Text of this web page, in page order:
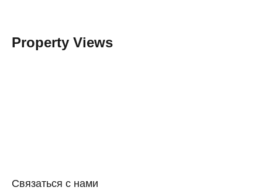
Property Views
Связаться с нами